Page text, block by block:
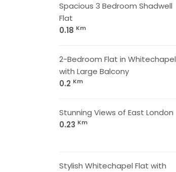
Spacious 3 Bedroom Shadwell
Flat
0.18 Km
2-Bedroom Flat in Whitechapel
with Large Balcony
0.2 Km
Stunning Views of East London
0.23 Km
Stylish Whitechapel Flat with